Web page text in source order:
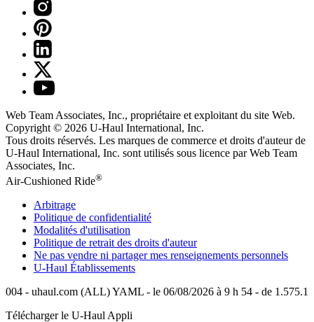
Web Team Associates, Inc., propriétaire et exploitant du site Web.
Copyright © 2026 U-Haul International, Inc.
Tous droits réservés. Les marques de commerce et droits d'auteur de
U-Haul International, Inc. sont utilisés sous licence par Web Team
Associates, Inc.
Air-Cushioned Ride®
Arbitrage
Politique de confidentialité
Modalités d'utilisation
Politique de retrait des droits d'auteur
Ne pas vendre ni partager mes renseignements personnels
U-Haul Établissements
004 - uhaul.com (ALL) YAML - le 06/08/2026 à 9 h 54 - de 1.575.1
Télécharger le U-Haul Appli